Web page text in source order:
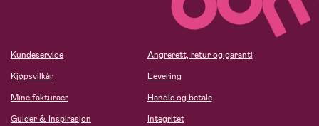
Kundeservice
Kjøpsvilkår
Mine fakturaer
Guider & Inspirasjon
Angrerett, retur og garanti
Levering
Handle og betale
Integritet